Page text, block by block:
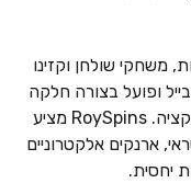
שולחן וקזינו
ופועל בצורה חלקה
בדפדפנים ניידים, ללא צורך בהורדת אפליקציה. RoySpins מציע
ארנקים אלקטרוניים
יחסית.